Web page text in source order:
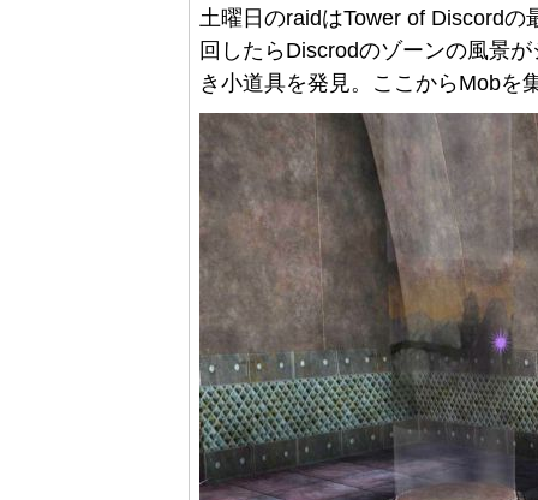
土曜日のraidはTower of Discord
回したらDiscrodのゾーンの風景
き小道具を発見。ここからMobを